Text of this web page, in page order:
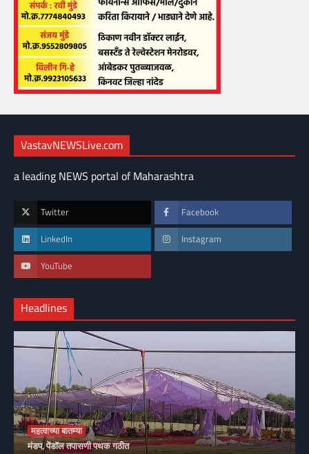
VastavNEWSLive.com
a leading NEWS portal of Maharashtra
Twitter Facebook
LinkedIn Instagram
YouTube
Headlines
महत्वाच्या बातम्या
मंडप, पेंडॉल तपासणी पथक गठीत